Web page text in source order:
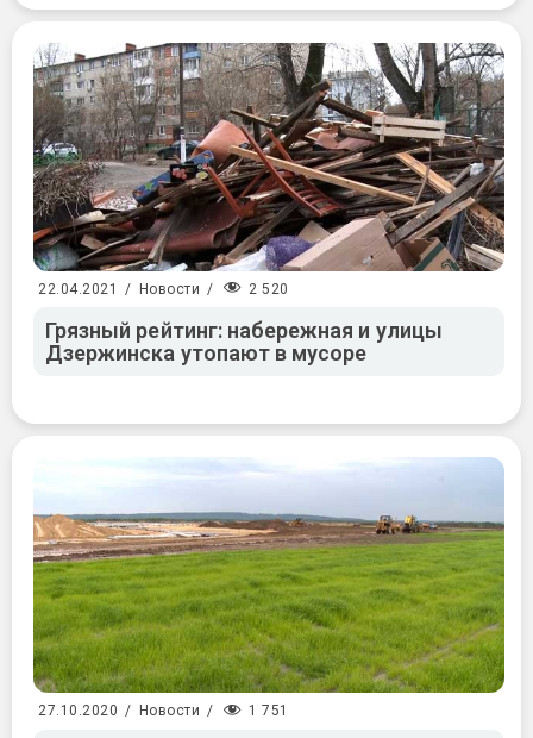
22.04.2021 / Новости / 2 520
Грязный рейтинг: набережная и улицы
Дзержинска утопают в мусоре
27.10.2020 / Новости / 1 751